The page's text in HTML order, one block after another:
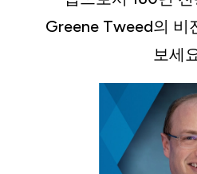
Greene Tweed의 비
보세